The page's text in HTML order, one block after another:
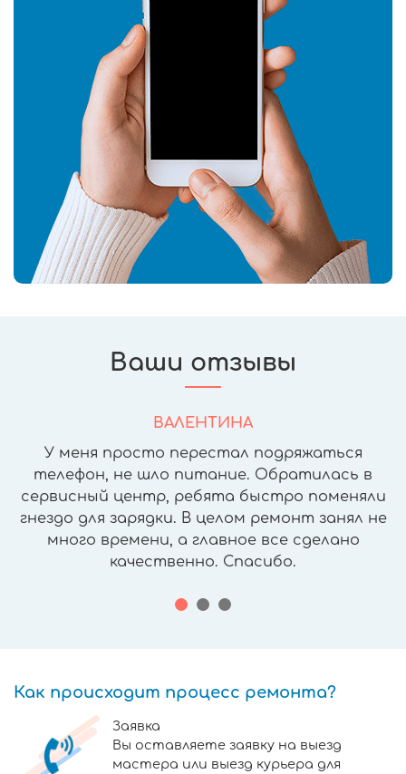
Ваши отзывы
ВАЛЕНТИНА
У меня просто перестал подряжаться
телефон, не шло питание. Обратилась в
сервисный центр, ребята быстро поменяли
гнездо для зарядки. В целом ремонт занял не
много времени, а главное все сделано
качественно. Спасибо.
Как происходит процесс ремонта?
Заявка
Вы оставляете заявку на выезд
мастера или выезд курьера для